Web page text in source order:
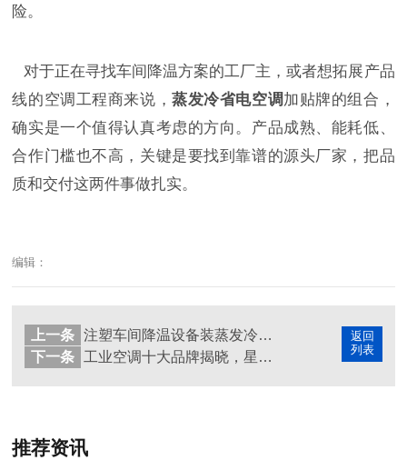
险。
对于正在寻找车间降温方案的工厂主，或者想拓展产品
线的空调工程商来说，蒸发冷省电空调加贴牌的组合，
确实是一个值得认真考虑的方向。产品成熟、能耗低、
合作门槛也不高，关键是要找到靠谱的源头厂家，把品
质和交付这两件事做扎实。
编辑：
返回
列表
上一条
注塑车间降温设备装蒸发冷省电空调，电费直降四成
下一条
工业空调十大品牌揭晓，星科凭硬实力上榜
推荐资讯